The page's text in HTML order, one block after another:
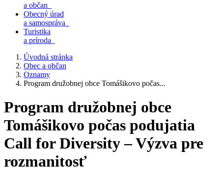
a občan
Obecný úrad
a samospráva
Turistika
a príroda
Úvodná stránka
Obec a občan
Oznamy
Program družobnej obce Tomášikovo počas...
Program družobnej obce
Tomášikovo počas podujatia
Call for Diversity – Výzva pre
rozmanitosť